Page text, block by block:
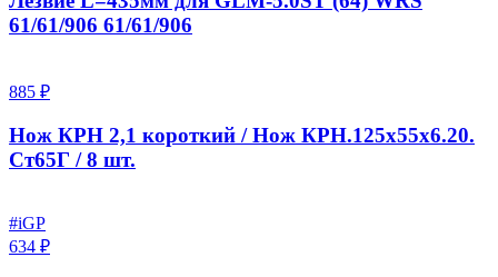
61/61/906 61/61/906
885 ₽
Нож КРН 2,1 короткий / Нож КРН.125х55х6.20.
Ст65Г / 8 шт.
#iGP
634 ₽